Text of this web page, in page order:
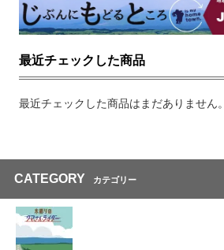
最近チェックした商品
最近チェックした商品はまだありません。
CATEGORY カテゴリー